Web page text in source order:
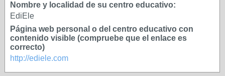
Nombre y localidad de su centro educativo:
EdiEle
Página web personal o del centro educativo con
contenido visible (compruebe que el enlace es
correcto)
http://ediele.com